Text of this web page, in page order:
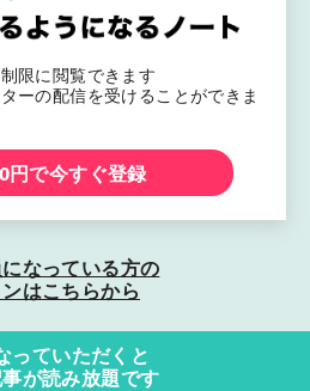
限に閲覧できます
ーの配信を受けることができま
円で今すぐ登録
なっている方の
はこちらから
っていただくと
が読み放題です